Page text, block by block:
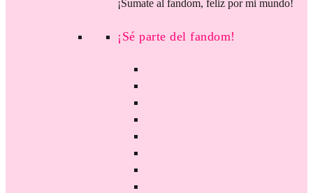
¡Sumate al fandom, feliz por mi mundo!
¡Sé parte del fandom!